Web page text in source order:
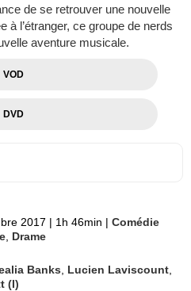
de se retrouver une nouvelle
à l’étranger, ce groupe de nerds
aventure musicale.
VOD
DVD
2017 | 1h 46min | Comédie
Drame
Banks Lucien Laviscount
(I)